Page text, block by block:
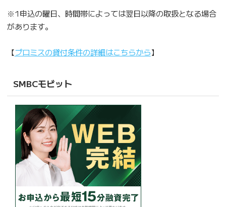
※1申込の曜日、時間帯によっては翌日以降の取扱となる場合
があります。
【プロミスの貸付条件の詳細はこちらから】
SMBCモビット